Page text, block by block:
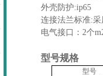
外壳防护:ip65
连接法兰标准:采
电气接口： 2个
型号规格
型号